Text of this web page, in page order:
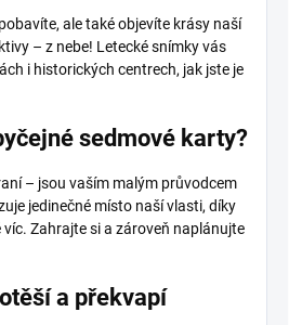
ale také objevíte krásy naší
– z nebe! Letecké snímky vás
i historických centrech, jak jste je
sedmové karty?
– jsou vaším malým průvodcem
jedinečné místo naší vlasti, díky
Zahrajte si a zároveň naplánujte
a překvapí